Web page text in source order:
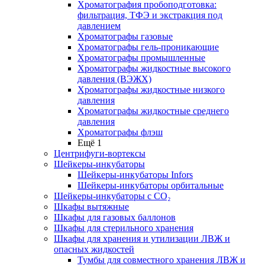
Хроматография пробоподготовка:
фильтрация, ТФЭ и экстракция под
давлением
Хроматографы газовые
Хроматографы гель-проникающие
Хроматографы промышленные
Хроматографы жидкостные высокого
давления (ВЭЖХ)
Хроматографы жидкостные низкого
давления
Хроматографы жидкостные среднего
давления
Хроматографы флэш
Ещё 1
Центрифуги-вортексы
Шейкеры-инкубаторы
Шейкеры-инкубаторы Infors
Шейкеры-инкубаторы орбитальные
Шейкеры-инкубаторы с CО₂
Шкафы вытяжные
Шкафы для газовых баллонов
Шкафы для стерильного хранения
Шкафы для хранения и утилизации ЛВЖ и
опасных жидкостей
Тумбы для совместного хранения ЛВЖ и